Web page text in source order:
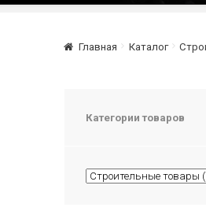
Главная Каталог
Категории товаров